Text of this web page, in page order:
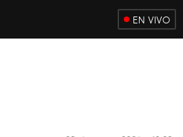
EN VIVO